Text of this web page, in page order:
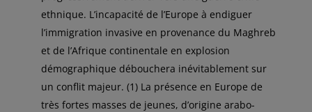
ethnique. L’incapacité de l’Europe à endiguer
l’immigration invasive en provenance du Maghreb
et de l’Afrique continentale en explosion
démographique débouchera inévitablement sur
un conflit majeur. (1) La présence en Europe de
très fortes masses de jeunes, d’origine arabo-